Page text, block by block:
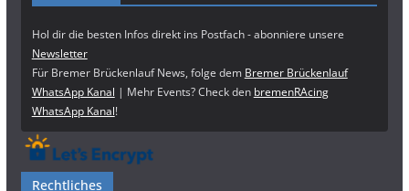
Hol dir die besten Infos direkt ins Postfach - abonniere unsere
Newsletter
Für Bremer Brückenlauf News, folge dem Bremer Brückenlauf
WhatsApp Kanal | Mehr Events? Check den bremenRAcing
WhatsApp Kanal!
Rechtliches